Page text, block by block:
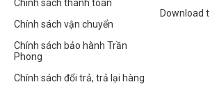
mật vân tay được tích hợp trên nút nguồn,
nhập mật khẩu truyền thống.
Chính sách thanh toán
Chính sách vận chuyển
Chính sách bảo hành Trần
Phong
Chính sách đổi trả, trả lại hàng
Download